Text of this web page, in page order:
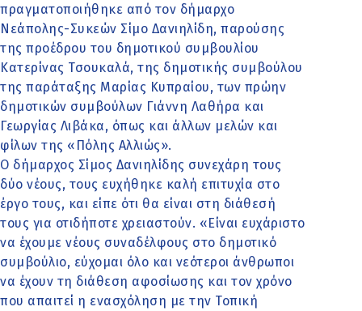
πραγματοποιήθηκε από τον δήμαρχο
Νεάπολης-Συκεών Σίμο Δανιηλίδη, παρούσης
της προέδρου του δημοτικού συμβουλίου
Κατερίνας Τσουκαλά, της δημοτικής συμβούλου
της παράταξης Μαρίας Κυπραίου, των πρώην
δημοτικών συμβούλων Γιάννη Λαθήρα και
Γεωργίας Λιβάκα, όπως και άλλων μελών και
φίλων της «Πόλης Αλλιώς».
Ο δήμαρχος Σίμος Δανιηλίδης συνεχάρη τους
δύο νέους, τους ευχήθηκε καλή επιτυχία στο
έργο τους, και είπε ότι θα είναι στη διάθεσή
τους για οτιδήποτε χρειαστούν. «Είναι ευχάριστο
να έχουμε νέους συναδέλφους στο δημοτικό
συμβούλιο, εύχομαι όλο και νεότεροι άνθρωποι
να έχουν τη διάθεση αφοσίωσης και τον χρόνο
που απαιτεί η ενασχόληση με την Τοπική